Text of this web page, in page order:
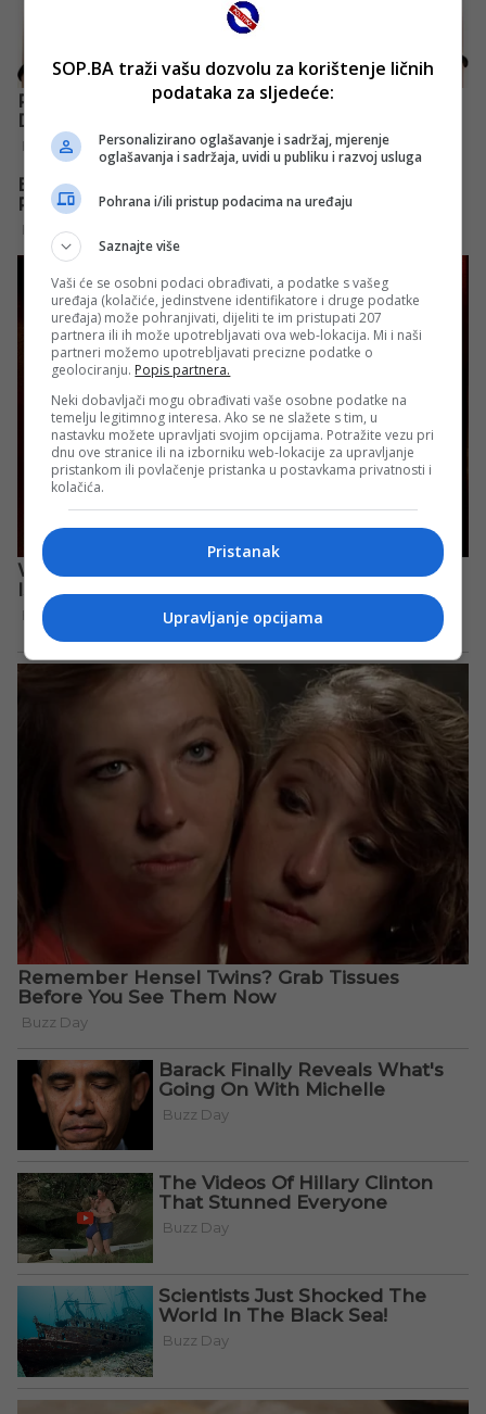
SOP.BA traži vašu dozvolu za korištenje ličnih
podataka za sljedeće:
Personalizirano oglašavanje i sadržaj, mjerenje
oglašavanja i sadržaja, uvidi u publiku i razvoj usluga
Pohrana i/ili pristup podacima na uređaju
Saznajte više
Vaši će se osobni podaci obrađivati, a podatke s vašeg
uređaja (kolačiće, jedinstvene identifikatore i druge podatke
uređaja) može pohranjivati, dijeliti te im pristupati 207
partnera ili ih može upotrebljavati ova web-lokacija. Mi i naši
partneri možemo upotrebljavati precizne podatke o
geolociranju. Popis partnera.
Neki dobavljači mogu obrađivati vaše osobne podatke na
temelju legitimnog interesa. Ako se ne slažete s tim, u
nastavku možete upravljati svojim opcijama. Potražite vezu pri
dnu ove stranice ili na izborniku web-lokacije za upravljanje
pristankom ili povlačenje pristanka u postavkama privatnosti i
kolačića.
Pristanak
Upravljanje opcijama